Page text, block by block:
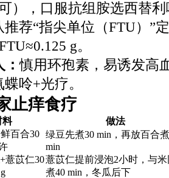
可），口服抗组胺选西替
荐“指尖单位（FTU）”
g。
：慎用环孢素，易诱发高
呤+光疗。
止痒食疗
料
做法
百合30 绿豆先煮30 min，再放百合
min
薏苡仁30薏苡仁提前浸泡2小时，与米
煮40 min，冬瓜后下